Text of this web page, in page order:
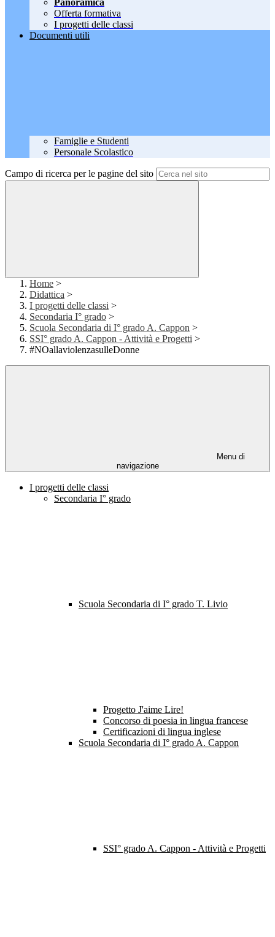
Panoramica
Offerta formativa
I progetti delle classi
Documenti utili
Famiglie e Studenti
Personale Scolastico
Campo di ricerca per le pagine del sito
Home >
Didattica >
I progetti delle classi >
Secondaria I° grado >
Scuola Secondaria di I° grado A. Cappon >
SSI° grado A. Cappon - Attività e Progetti >
#NOallaviolenzasulleDonne
Menu di
navigazione
I progetti delle classi
Secondaria I° grado
Scuola Secondaria di I° grado T. Livio
Progetto J'aime Lire!
Concorso di poesia in lingua francese
Certificazioni di lingua inglese
Scuola Secondaria di I° grado A. Cappon
SSI° grado A. Cappon - Attività e Progetti